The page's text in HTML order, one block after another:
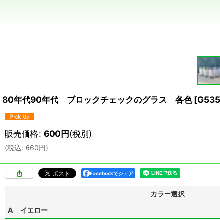
80年代90年代 ブロックチェックのグラス 各色 [G535
販売価格: 600円(税別)
(税込: 660円)
Facebookでシェア
カラー選択
A イエロー